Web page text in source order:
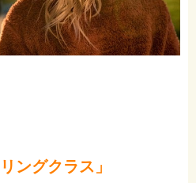
ングクラス」